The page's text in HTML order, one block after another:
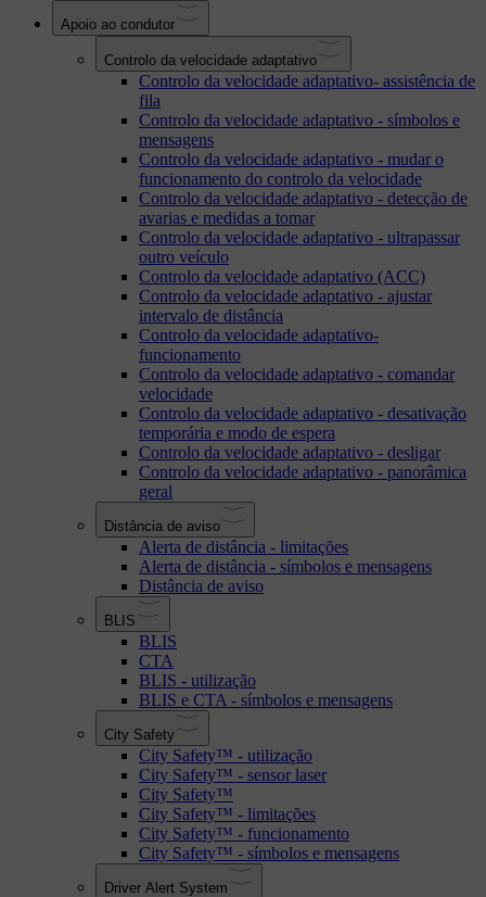
Apoio ao condutor
Controlo da velocidade adaptativo
Controlo da velocidade adaptativo- assistência de
fila
Controlo da velocidade adaptativo - símbolos e
mensagens
Controlo da velocidade adaptativo - mudar o
funcionamento do controlo da velocidade
Controlo da velocidade adaptativo - detecção de
avarias e medidas a tomar
Controlo da velocidade adaptativo - ultrapassar
outro veículo
Controlo da velocidade adaptativo (ACC)
Controlo da velocidade adaptativo - ajustar
intervalo de distância
Controlo da velocidade adaptativo-
funcionamento
Controlo da velocidade adaptativo - comandar
velocidade
Controlo da velocidade adaptativo - desativação
temporária e modo de espera
Controlo da velocidade adaptativo - desligar
Controlo da velocidade adaptativo - panorâmica
geral
Distância de aviso
Alerta de distância - limitações
Alerta de distância - símbolos e mensagens
Distância de aviso
BLIS
BLIS
CTA
BLIS - utilização
BLIS e CTA - símbolos e mensagens
City Safety
City Safety™ - utilização
City Safety™ - sensor laser
City Safety™
City Safety™ - limitações
City Safety™ - funcionamento
City Safety™ - símbolos e mensagens
Driver Alert System